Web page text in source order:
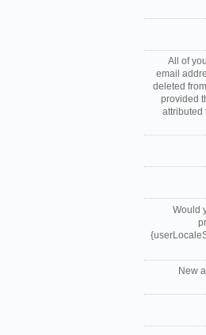
All of
email
deleted
provided
attributed
Would
New